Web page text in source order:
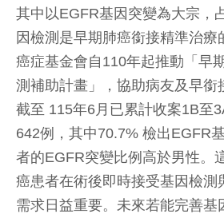
其中以EGFR基因突變為大宗，
因檢測是早期肺癌銜接精準治療
癌症基金會自110年起推動「早
測補助計畫」，協助病友及早銜
截至 115年6月已累計收案1B至
642例，其中70.7% 檢出EGFR
者的EGFR突變比例高於男性。
癌患者在術後即時接受基因檢測
需求日益重要。未來若能完善基